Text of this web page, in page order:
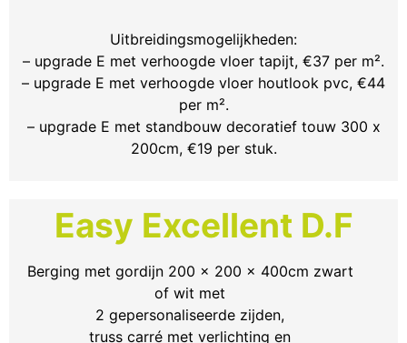
Uitbreidingsmogelijkheden:
– upgrade E met verhoogde vloer tapijt, €37 per m².
– upgrade E met verhoogde vloer houtlook pvc, €44
per m².
– upgrade E met standbouw decoratief touw 300 x
200cm, €19 per stuk.
Easy Excellent D.F
Berging met gordijn 200 x 200 x 400cm zwart
of wit met
2 gepersonaliseerde zijden,
truss carré met verlichting en